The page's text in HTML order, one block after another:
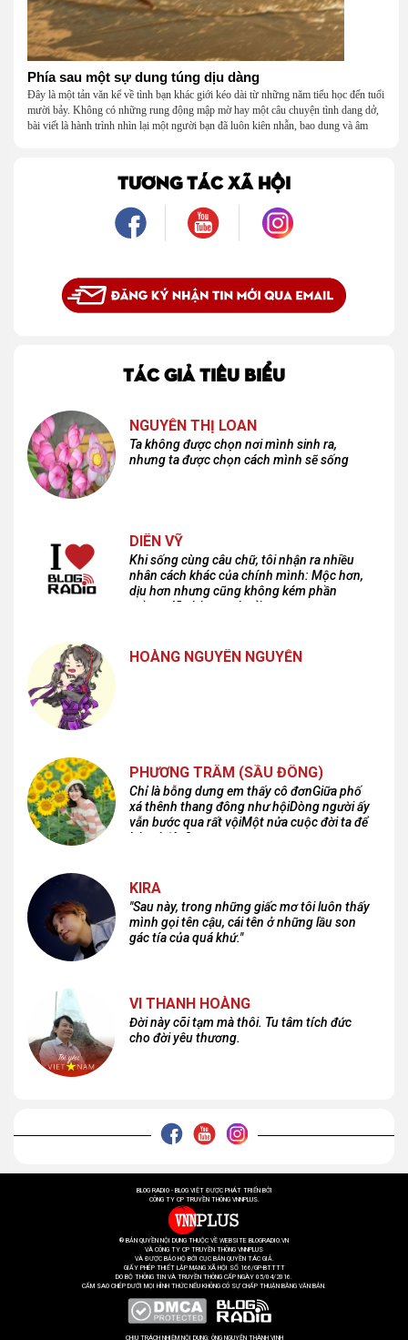
Phía sau một sự dung túng dịu dàng
Đây là một tản văn kể về tình bạn khác giới kéo dài từ những năm tiểu học đến tuổi
mười bảy. Không có những rung động mập mờ hay một câu chuyện tình dang dở,
bài viết là hành trình nhìn lại một người bạn đã luôn kiên nhẫn, bao dung và âm
là một mối tình, mà là một người luôn cho tôi quyền được là chính mình.
TƯƠNG TÁC XÃ HỘI
TÁC GIẢ TIÊU BIỂU
NGUYỄN THỊ LOAN
Ta không được chọn nơi mình sinh ra,
nhưng ta được chọn cách mình sẽ sống
DIÊN VỸ
Khi sống cùng câu chữ, tôi nhận ra nhiều
nhân cách khác của chính mình: Mộc hơn,
dịu hơn nhưng cũng không kém phần
cuồng dã và hoang hoải...
HOÀNG NGUYÊN NGUYỄN
PHƯƠNG TRÂM (SẦU ĐÔNG)
Chỉ là bỗng dưng em thấy cô đơnGiữa phố
xá thênh thang đông như hộiDòng người ấy
vẫn bước qua rất vộiMột nửa cuộc đời ta để
lại nơi đâu?
KIRA
"Sau này, trong những giấc mơ tôi luôn thấy
mình gọi tên cậu, cái tên ở những lầu son
gác tía của quá khứ."
VI THANH HOÀNG
Đời này cõi tạm mà thôi. Tu tâm tích đức
cho đời yêu thương.
BLOG RADIO - BLOG VIỆT ĐƯỢC PHÁT TRIỂN BỞI
CÔNG TY CP TRUYỀN THÔNG VNNPLUS.
® BẢN QUYỀN NỘI DUNG THUỘC VỀ WEBSITE BLOGRADIO.VN
VÀ CÔNG TY CP TRUYỀN THÔNG VNNPLUS
VÀ ĐƯỢC BẢO HỘ BỞI CỤC BẢN QUYỀN TÁC GIẢ.
GIẤY PHÉP THIẾT LẬP MẠNG XÃ HỘI SỐ 166/GP-BTTTT
DO BỘ THÔNG TIN VÀ TRUYỀN THÔNG CẤP NGÀY 05/04/2016.
CẤM SAO CHÉP DƯỚI MỌI HÌNH THỨC NẾU KHÔNG CÓ SỰ CHẤP THUẬN BẰNG VĂN BẢN.
CHỊU TRÁCH NHIỆM NỘI DUNG: ÔNG NGUYỄN THÀNH VINH